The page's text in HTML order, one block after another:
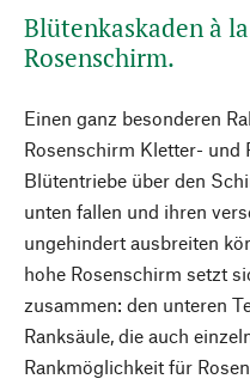
Blütenkaskaden à
Rosenschirm.
Einen ganz besonderen
Rosenschirm Kletter- und
Blütentriebe über den
unten fallen und ihren
ungehindert ausbreiten
hohe Rosenschirm setzt
zusammen: den unteren
Ranksäule, die auch
Rankmöglichkeit für